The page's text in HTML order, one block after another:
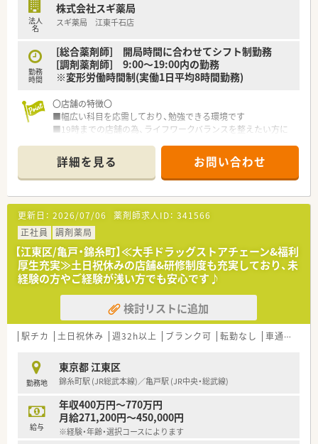
表（不定期で年1～2回）も経験できます
法人
名
株式会社スギ薬局
スギ薬局 江東千石店
勤務
時間
[総合薬剤師] 開局時間に合わせてシフト制勤務
[調剤薬剤師] 9:00～19:00内の勤務
※変形労働時間制(実働1日平均8時間勤務)
〇店舗の特徴〇
■幅広い科目を応需しており、勉強できる環境です
■19時までの店舗の為、ライフワークバランスを整えたい方に
〇こんな会社です〇
■調剤併設型ドラッグのパイオニアとして、創業当時より調剤併
設店舗を積極的に展開、
現在東海・関東・関西・北陸エリアに約1,400店舗以上を展開し
ています。
■超高齢社会の到来を見据え、在宅訪問や無菌調剤室設置など在
宅医療にも力を入れています。クリーンルームを設置し、在宅医
療の環境整備を行っています。
■充実した研修制度、人事制度、評価制度、キャリア支援制度な
どがあるのも特徴です。国立大学医学部附属病院敷地内にも薬
局を展開し大学病院との人材交流も行われています。
■研修制度は様々なプランがあり、集合研修だけでなく任意で受
講可能な研修も幅広く用意しています。
■自分が働きたい希望部署を年に1度会社に申し出ることのでき
躍する従業員、将来経営幹部となる従業員など、
幅広い層の人財強化をそれぞれのライフステージに合った働
き方を進めておられます。
■プラチナくるみんを取得するなど、子育てサポート企業として
厚生労働大臣から認定されています。
■総合薬剤師・調剤薬剤師（土日休み・19時までの勤務）どちらか
の働き方を選択できます
詳細を見る お問い合わせ
更新日： 2026/07/06 薬剤師求人ID： 341566
正社員
調剤薬局
【江東区/亀戸・錦糸町】≪大手ドラッグストアチェーン&福利
厚生充実≫土日祝休みの店舗&研修制度も充実しており、未
経験の方やご経験が浅い方でも安心です♪
検討リストに追加
駅チカ 土日祝休み 週32h以上 ブランク可 転勤なし 車通勤可
勤務地
東京都 江東区
錦糸町駅 (JR総武本線)／亀戸駅 (JR中央・総武線)
給与
年収400万円～770万円
月給271,200円～450,000円
※経験・年齢・選択コースによります